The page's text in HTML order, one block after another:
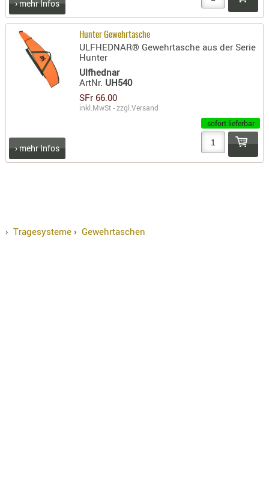
ZF-
› mehr Infos
Hunter Gewehrtasche
ULFHEDNAR® Gewehrtasche aus der Serie
Hunter
Ulfhednar
ArtNr. UH540
SFr 66.00
inkl.MwSt - zzgl.Versand
sofort lieferbar
› mehr Infos
› Tragesysteme› Gewehrtaschen